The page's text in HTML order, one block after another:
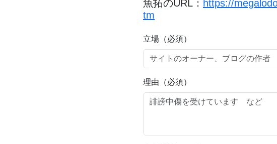
魚拓のURL： https://
tm
立場（必須）
理由（必須）